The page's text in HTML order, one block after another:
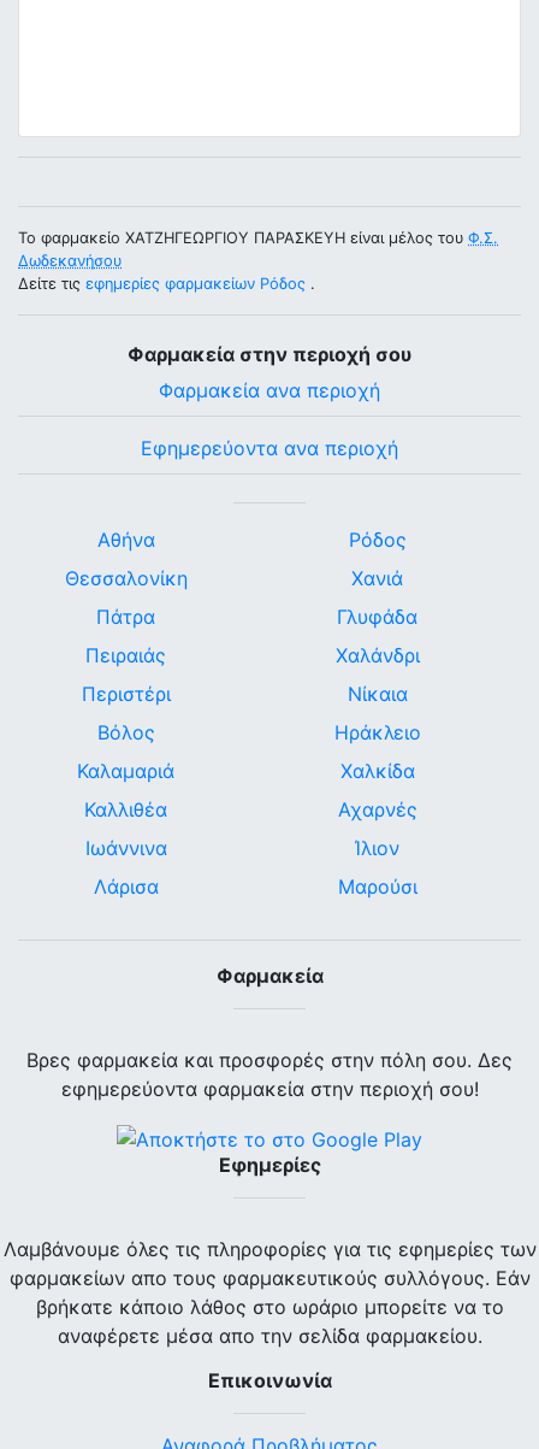
Το φαρμακείο ΧΑΤΖΗΓΕΩΡΓΙΟΥ ΠΑΡΑΣΚΕΥΗ είναι μέλος του Φ.Σ.
Δωδεκανήσου
Δείτε τις εφημερίες φαρμακείων Ρόδος .
Φαρμακεία στην περιοχή σου
Φαρμακεία ανα περιοχή
Εφημερεύοντα ανα περιοχή
Αθήνα
Θεσσαλονίκη
Πάτρα
Πειραιάς
Περιστέρι
Βόλος
Καλαμαριά
Καλλιθέα
Ιωάννινα
Λάρισα
Ρόδος
Χανιά
Γλυφάδα
Χαλάνδρι
Νίκαια
Ηράκλειο
Χαλκίδα
Αχαρνές
Ίλιον
Μαρούσι
Φαρμακεία
Βρες φαρμακεία και προσφορές στην πόλη σου. Δες
εφημερεύοντα φαρμακεία στην περιοχή σου!
Εφημερίες
Λαμβάνουμε όλες τις πληροφορίες για τις εφημερίες των
φαρμακείων απο τους φαρμακευτικούς συλλόγους. Εάν
βρήκατε κάποιο λάθος στο ωράριο μπορείτε να το
αναφέρετε μέσα απο την σελίδα φαρμακείου.
Επικοινωνία